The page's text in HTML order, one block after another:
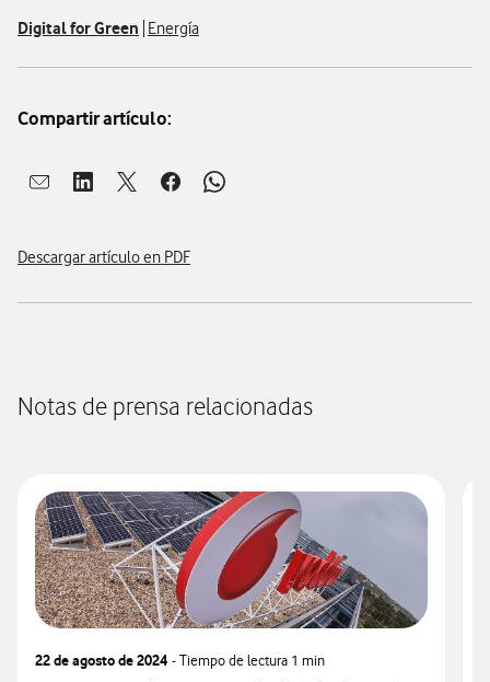
Digital for Green Energía
Compartir artículo:
Abrir ventana para compartir en mail
Abrir ventana para compartir en linkedin
Abrir ventana para compartir en twitter
Abrir ventana para compartir en facebook
Abrir ventana para compartir en
Descargar artículo en PDF
Notas de prensa relacionadas
22 de agosto de 2024 - Tiempo de lectura 1 min